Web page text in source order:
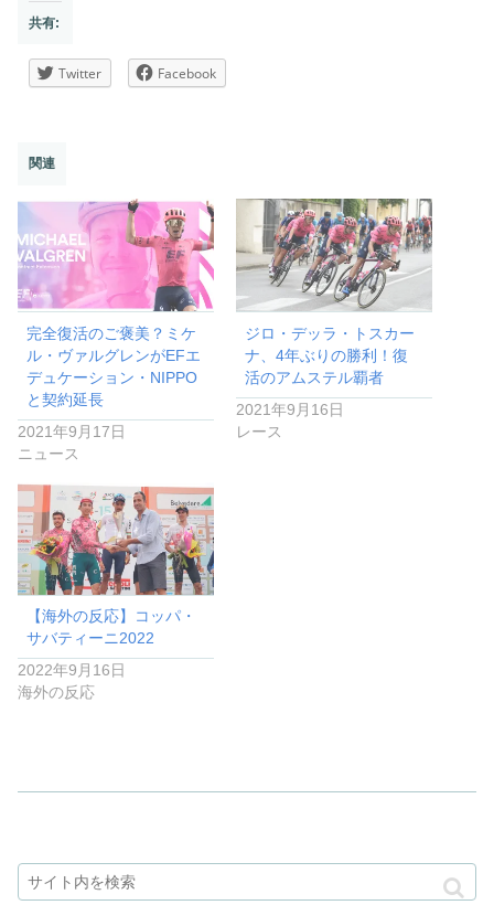
共有:
Twitter Facebook
関連
完全復活のご褒美？ミケ
ル・ヴァルグレンがEFエ
デュケーション・NIPPO
と契約延長
2021年9月17日
ニュース
ジロ・デッラ・トスカー
ナ、4年ぶりの勝利！復
活のアムステル覇者
2021年9月16日
レース
【海外の反応】コッパ・
サバティーニ2022
2022年9月16日
海外の反応